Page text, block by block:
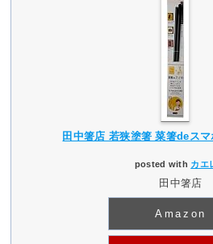
田中箸店 若狭塗箸 菜箸deス
posted with カエ
田中箸店
Amazon